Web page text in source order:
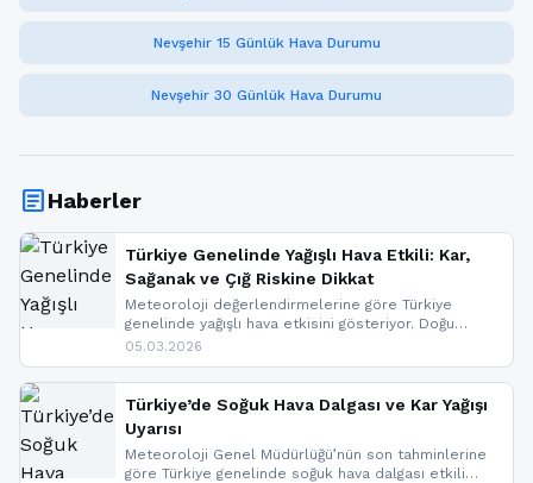
Nevşehir 15 Günlük Hava Durumu
Nevşehir 30 Günlük Hava Durumu
articleHaberler
Türkiye Genelinde Yağışlı Hava Etkili: Kar,
Sağanak ve Çığ Riskine Dikkat
Meteoroloji değerlendirmelerine göre Türkiye
genelinde yağışlı hava etkisini gösteriyor. Doğu
bölgelerinde kar yağışı beklenirken Marmara ve
ise çığ tehlikesi bulunuyor. İç kesimlerde sis ve pus
nedeniyle görüş mesafesinde azalma
yaşanabileceği belirtiliyor.
05.03.2026
Türkiye’de Soğuk Hava Dalgası ve Kar Yağışı
Uyarısı
Meteoroloji Genel Müdürlüğü’nün son tahminlerine
göre Türkiye genelinde soğuk hava dalgası etkili